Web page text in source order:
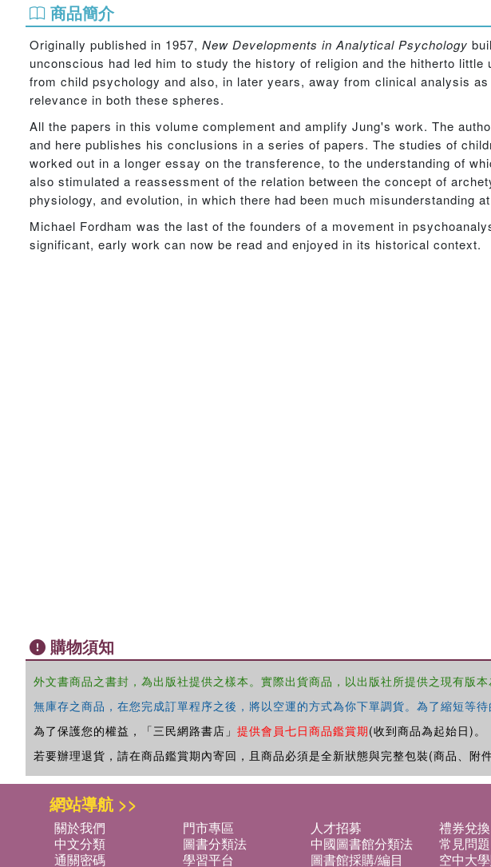
商品簡介
Originally published in 1957, New Developments in Analytical Psychology
unconscious had led him to study the history of religion and the hitherto
from child psychology and also, in later years, away from clinical analysis
relevance in both these spheres.
All the papers in this volume complement and amplify Jung's work. The
and here publishes his conclusions in a series of papers. The studies of
worked out in a longer essay on the transference, to the understanding of
also stimulated a reassessment of the relation between the concept of
physiology, and evolution, in which there had been much misunderstanding
Michael Fordham was the last of the founders of a movement in
significant, early work can now be read and enjoyed in its historical context.
購物須知
外文書商品之書封，為出版社提供之樣本。實際出貨商品，以出版社所提供之現有版
無庫存之商品，在您完成訂單程序之後，將以空運的方式為你下單調貨。為了縮短等
為了保護您的權益，「三民網路書店」 提供會員七日商品鑑賞期(收到商品為起始日)。
若要辦理退貨，請在商品鑑賞期內寄回，且商品必須是全新狀態與完整包裝(商品、附
網站導航 >>
關於我們 門市專區 人才招募 禮券兌換
中文分類
圖書分類法 中國圖書館分類法 常見問題
通關密碼
學習平台 圖書館採購/編目 空中大